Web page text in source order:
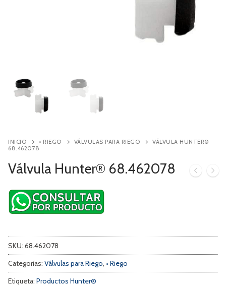
INICIO • RIEGO VÁLVULAS PARA RIEGO
VÁLVULA HUNTER®
68.462078
Válvula Hunter® 68.462078
SKU: 68.462078
Categorías: Válvulas para Riego, • Riego
Etiqueta: Productos Hunter®